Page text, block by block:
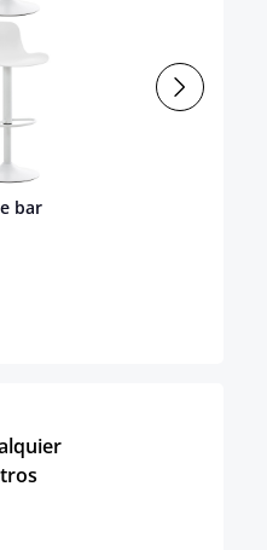
bar